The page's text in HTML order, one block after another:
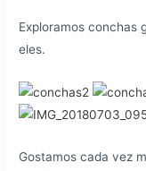
Exploramos conchas
eles.
Gostamos cada vez